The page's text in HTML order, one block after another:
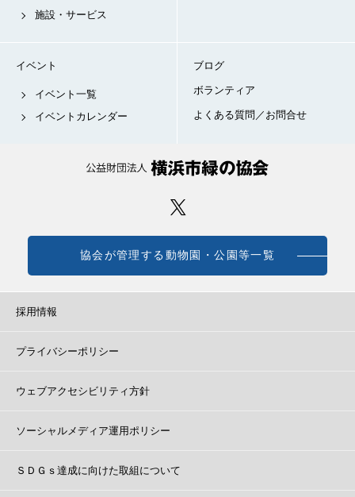
施設・サービス
イベント
イベント一覧
イベントカレンダー
ブログ
ボランティア
よくある質問／お問合せ
協会が管理する動物園・公園等一覧
採用情報
プライバシーポリシー
ウェブアクセシビリティ方針
ソーシャルメディア運用ポリシー
ＳＤＧｓ達成に向けた取組について